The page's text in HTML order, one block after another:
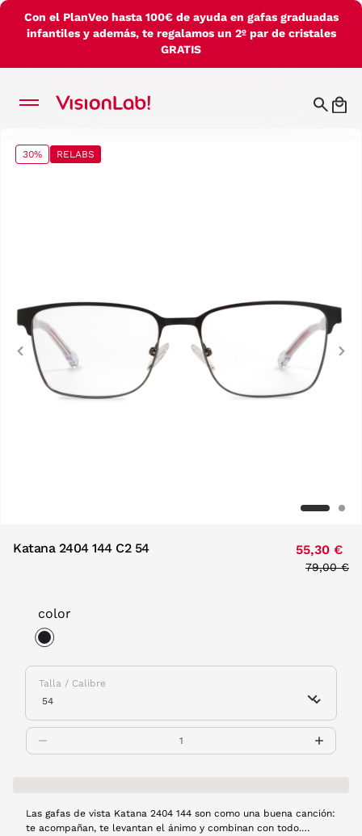
Con el PlanVeo hasta 100€ de ayuda en gafas graduadas
infantiles y además, te regalamos un 2º par de cristales
GRATIS
30% RELABS
Previous
Katana 2404 144 C2 54 55,30 €
Price
79,00 €
color
Talla / Calibre
Las gafas de vista Katana 2404 144 son como una buena canción:
te acompañan, te levantan el ánimo y combinan con todo.